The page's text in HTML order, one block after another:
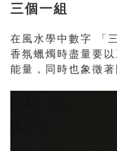
三個一組
在風水學中數字 「
香氛蠟燭時盡量要
能量，同時也象徵著